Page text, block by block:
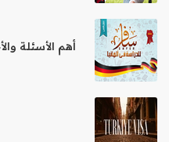
أهم الأسئلة